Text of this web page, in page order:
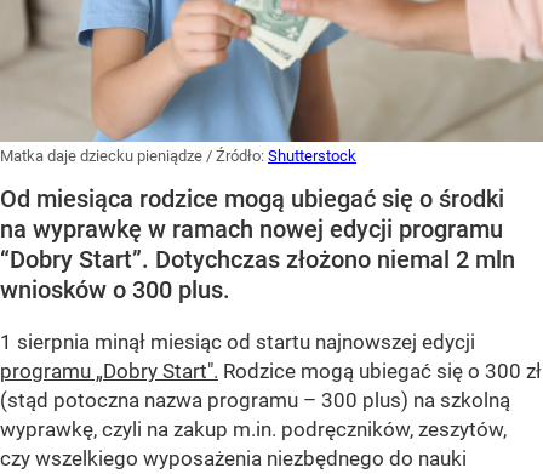
Matka daje dziecku pieniądze / Źródło: Shutterstock
Od miesiąca rodzice mogą ubiegać się o środki
na wyprawkę w ramach nowej edycji programu
“Dobry Start”. Dotychczas złożono niemal 2 mln
wniosków o 300 plus.
1 sierpnia minął miesiąc od startu najnowszej edycji
programu „Dobry Start". Rodzice mogą ubiegać się o 300 zł
(stąd potoczna nazwa programu – 300 plus) na szkolną
wyprawkę, czyli na zakup m.in. podręczników, zeszytów,
czy wszelkiego wyposażenia niezbędnego do nauki